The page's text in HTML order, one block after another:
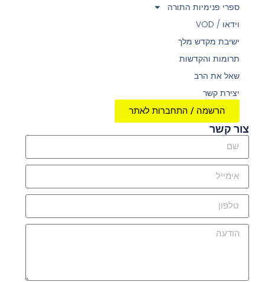
ספרי פנימיות התורה
וידאו / VOD
ישיבת מקדש מלך
תרומות והקדשות
שאל את הרב
יצירת קשר
הרשמה / התחברות לאתר
צור קשר